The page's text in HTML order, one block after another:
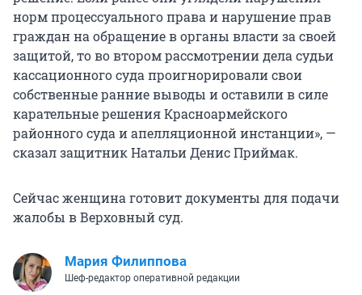
норм процессуального права и нарушение прав
граждан на обращение в органы власти за своей
защитой, то во втором рассмотрении дела судьи
кассационного суда проигнорировали свои
собственные ранние выводы и оставили в силе
карательные решения Красноармейского
районного суда и апелляционной инстанции», —
сказал защитник Натальи Денис Приймак.
Сейчас женщина готовит документы для подачи
жалобы в Верховный суд.
Мария Филиппова
Шеф-редактор оперативной редакции